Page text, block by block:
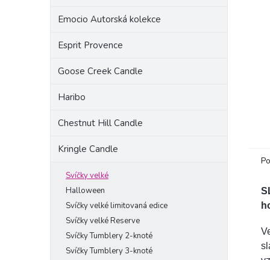
Emocio Autorská kolekce
Esprit Provence
Goose Creek Candle
Haribo
Chestnut Hill Candle
Kringle Candle
Svíčky velké
Halloween
Svíčky velké limitovaná edice
Svíčky velké Reserve
Svíčky Tumblery 2-knoté
Svíčky Tumblery 3-knoté